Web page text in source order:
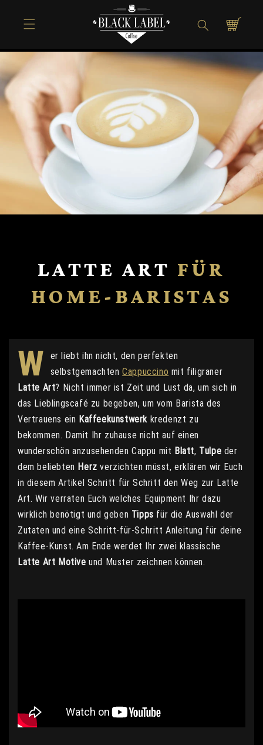
Inhalt
Warenkorb
LATTE ART FÜR
HOME-BARISTAS
W
er liebt ihn nicht, den perfekten
selbstgemachtenCappuccino mit filigraner
Latte Art? Nicht immer ist Zeit und Lust da, um sich in
das Lieblingscafé zu begeben, um vom Barista des
Vertrauens ein Kaffeekunstwerk kredenzt zu
bekommen. Damit Ihr zuhause nicht auf einen
wunderschön anzusehenden Cappu mit Blatt, Tulpe der
dem beliebten Herzverzichten müsst, erklären wir Euch
in diesem Artikel Schritt für Schritt den Weg zur Latte
Art. Wir verraten Euch welches Equipment Ihr dazu
wirklich benötigt und geben Tipps für die Auswahl der
Zutaten und eine Schritt-für-Schritt Anleitung für deine
Kaffee-Kunst. Am Ende werdet Ihr zwei klassische
Latte Art Motive und Muster zeichnen können.